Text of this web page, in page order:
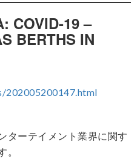
COVID-19 –
BERTHS IN
202005200147.html
ターテイメント業界に関す
。